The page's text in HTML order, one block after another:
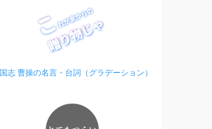
志 曹操の名言・台詞（グラデーション）